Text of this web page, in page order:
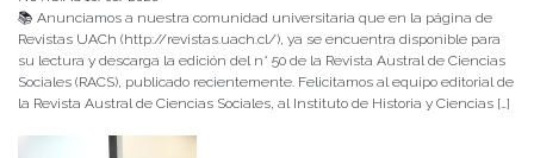
📚 Anunciamos a nuestra comunidad universitaria que en la página de
Revistas UACh (http://revistas.uach.cl/), ya se encuentra disponible para
su lectura y descarga la edición del n° 50 de la Revista Austral de Ciencias
Sociales (RACS), publicado recientemente. Felicitamos al equipo editorial de
la Revista Austral de Ciencias Sociales, al Instituto de Historia y Ciencias […]